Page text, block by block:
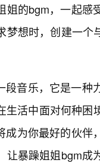
的bgm，一起感
想时，创建一个
段音乐，它是一种
活中面对何种困
为你最好的伙伴
暴躁姐姐bgm成